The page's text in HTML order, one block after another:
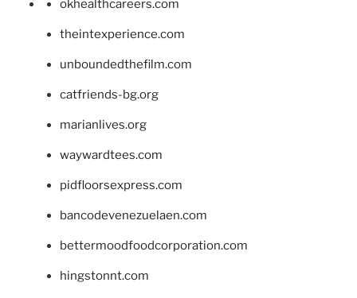
okhealthcareers.com
theintexperience.com
unboundedthefilm.com
catfriends-bg.org
marianlives.org
waywardtees.com
pidfloorsexpress.com
bancodevenezuelaen.com
bettermoodfoodcorporation.com
hingstonnt.com